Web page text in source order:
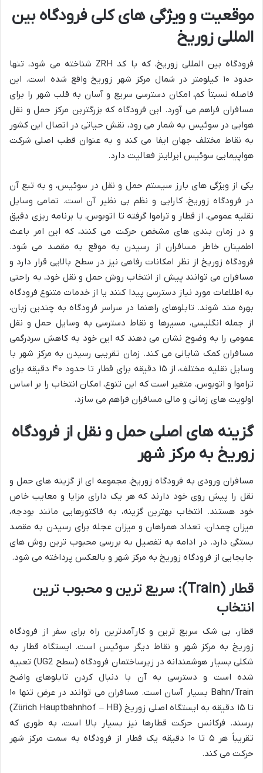
موقعیت و ویژگی های کلی فرودگاه بین
المللی زوریخ
فرودگاه بین المللی زوریخ، که با کد ZRH شناخته می شود، تنها
حدود ۱۰ کیلومتر در شمال مرکز شهر زوریخ واقع شده است. این
فاصله نسبتاً کم، امکان دسترسی سریع و آسان به قلب شهر را برای
مسافران فراهم می آورد. این فرودگاه که بزرگترین مرکز حمل و نقل
هوایی در سوئیس به شمار می رود، نقش حیاتی در اتصال این کشور
به نقاط مختلف جهان ایفا می کند و به عنوان قطب اصلی شرکت
هواپیمایی سوئیس ایرلاینز فعالیت دارد.
یکی از ویژگی های بارز سیستم حمل و نقل در سوئیس، و به تبع آن
در فرودگاه زوریخ، کارایی و نظم بی نظیر آن است. تمامی وسایل
نقلیه عمومی، از قطار و تراموا گرفته تا اتوبوس، با برنامه ریزی دقیق
و در زمان بندی های مشخص حرکت می کنند، که این امر باعث
اطمینان خاطر مسافران از رسیدن به موقع به مقصد می شود.
فرودگاه زوریخ از نظر امکانات رفاهی نیز در سطح بالایی قرار دارد و
مسافران می توانند پیش از انتخاب روش حمل و نقل خود، به راحتی
به اطلاعات مورد نیاز دسترسی پیدا کنند یا از خدمات متنوع فرودگاه
بهره مند شوند. تابلوهای راهنما در سراسر فرودگاه به چندین زبان،
از جمله انگلیسی، مسیرها و نقاط دسترسی به وسایل حمل و نقل
عمومی را به وضوح نشان می دهند که این خود به کاهش سردرگمی
مسافران کمک شایانی می کند. زمان تقریبی رسیدن به مرکز شهر با
وسایل نقلیه مختلف، از ۱۵ دقیقه برای قطار تا حدود ۴۰ دقیقه برای
تراموا و اتوبوس، متغیر است که این تنوع، امکان انتخاب را بر اساس
اولویت های زمانی و مالی مسافران فراهم می سازد.
گزینه های اصلی حمل و نقل از فرودگاه
زوریخ به مرکز شهر
مسافران ورودی به فرودگاه زوریخ، مجموعه ای از گزینه های حمل و
نقل را پیش روی خود دارند که هر یک دارای مزایا و معایب خاص
خود هستند. انتخاب بهترین گزینه، به فاکتورهایی مانند بودجه،
میزان چمدان، تعداد همراهان و میزان عجله برای رسیدن به مقصد
بستگی دارد. در ادامه به تفصیل به بررسی محبوب ترین روش های
جابجایی از فرودگاه زوریخ به مرکز شهر و بالعکس پرداخته می شود.
قطار (Train): سریع ترین و محبوب ترین
انتخاب
قطار، بی شک سریع ترین و کارآمدترین راه برای سفر از فرودگاه
زوریخ به مرکز شهر و نقاط دیگر سوئیس است. ایستگاه قطار به
شکلی بسیار هوشمندانه در زیرساختمان فرودگاه (سطح UG2) تعبیه
شده است و دسترسی به آن با دنبال کردن تابلوهای واضح
Bahn/Train بسیار آسان است. مسافران می توانند در عرض تنها ۱۰
تا ۱۵ دقیقه به ایستگاه اصلی زوریخ (Zürich Hauptbahnhof – HB)
برسند. فرکانس حرکت قطارها نیز بسیار بالا است، به طوری که
تقریباً هر ۵ تا ۱۰ دقیقه یک قطار از فرودگاه به سمت مرکز شهر
حرکت می کند.